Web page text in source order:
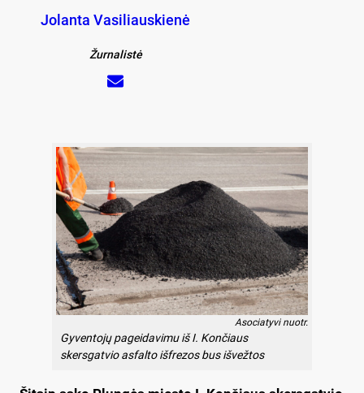
Jolanta Vasiliauskienė
Žurnalistė
Asociatyvi nuotr.
Gyventojų pageidavimu iš I. Končiaus
skersgatvio asfalto išfrezos bus išvežtos